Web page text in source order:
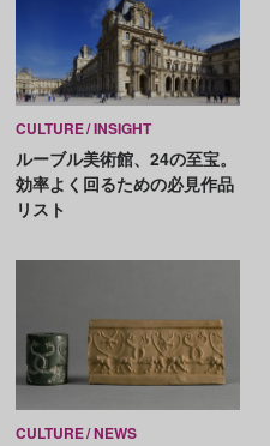
CULTURE INSIGHT
ルーブル美術館、24の至宝。
効率よく回るための必見作品
リスト
CULTURE NEWS